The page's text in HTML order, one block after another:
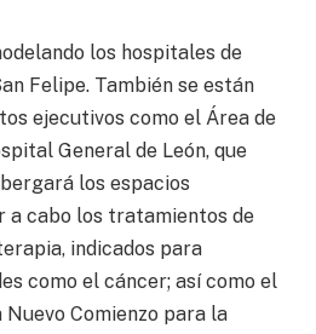
los hospitales de
Felipe. También se están
ejecutivos como el Área de
General de León, que
los espacios
a cabo los tratamientos de
indicados para
como el cáncer; así como el
Comienzo para la